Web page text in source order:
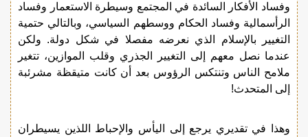
وفساد الأفكار السائدة في المجتمع وسيطرة الاستعمار وفساد
الرأسمالية وفساد الحكام ووسطهم السياسي، وبالتالي حتمية
التغيير بالإسلام الذي نعرضه مفصلا في شكل دولة. ولكن
عندما نصل معهم إلى التغيير الجذري وقلب الموازين، تتغير
ملامح الناس وتنتكس الرؤوس بعد أن كانت متيقظة مشرئبة
إلى المتحدث!
وهذا في تقديري يرجع إلى اليأس والإحباط اللذين يسيطران